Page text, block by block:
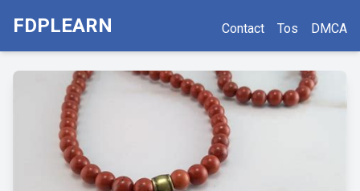
FDPLEARN Contact Tos DMCA